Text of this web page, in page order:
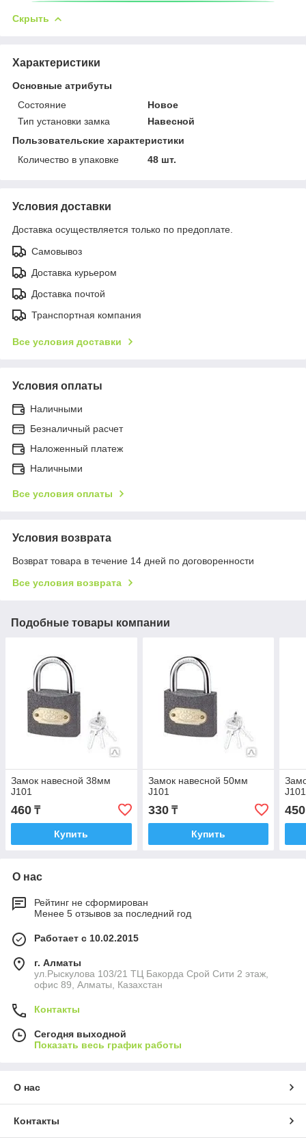
Скрыть
Характеристики
Основные атрибуты
Состояние
Новое
Тип установки замка
Навесной
Пользовательские характеристики
Количество в упаковке
48 шт.
Условия доставки
Доставка осуществляется только по предоплате.
Самовывоз
Доставка курьером
Доставка почтой
Транспортная компания
Все условия доставки
Условия оплаты
Наличными
Безналичный расчет
Наложенный платеж
Наличными
Все условия оплаты
Условия возврата
Возврат товара в течение 14 дней по договоренности
Все условия возврата
Подобные товары компании
Замок навесной 38мм
J101
460 ₸
Купить
Замок навесной 50мм
J101
330₸
Купить
J101
450
О нас
Рейтинг не сформирован
Менее 5 отзывов за последний год
Работает с 10.02.2015
г. Алматы
ул.Рыскулова 103/21 ТЦ Бакорда Срой Сити 2 этаж,
офис 89, Алматы, Казахстан
Контакты
Сегодня выходной
Показать весь график работы
О нас
Контакты